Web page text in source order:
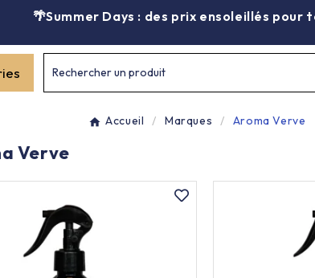
🌴Summer Days : des prix ensoleillés pour
Rechercher un produit
Accueil Marques Aroma Verve
Verve